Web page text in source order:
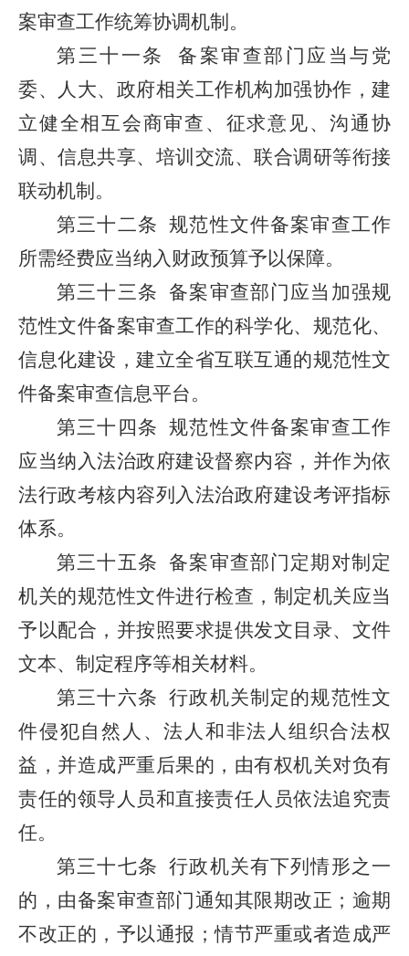
案审查工作统筹协调机制。
第三十一条
备案审查部门应当与党
委、人大、政府相关工作机构加强协作，建
立健全相互会商审查、征求意见、沟通协
调、信息共享、培训交流、联合调研等衔接
联动机制。
第三十二条 规范性文件备案审查工作
所需经费应当纳入财政预算予以保障。
第三十三条 备案审查部门应当加强规
范性文件备案审查工作的科学化、规范化、
信息化建设，建立全省互联互通的规范性文
件备案审查信息平台。
第三十四条 规范性文件备案审查工作
应当纳入法治政府建设督察内容，并作为依
法行政考核内容列入法治政府建设考评指标
体系。
第三十五条 备案审查部门定期对制定
机关的规范性文件进行检查，制定机关应当
予以配合，并按照要求提供发文目录、文件
文本、制定程序等相关材料。
第三十六条 行政机关制定的规范性文
件侵犯自然人、法人和非法人组织合法权
益，并造成严重后果的，由有权机关对负有
责任的领导人员和直接责任人员依法追究责
任。
第三十七条 行政机关有下列情形之一
的，由备案审查部门通知其限期改正；逾期
不改正的，予以通报；情节严重或者造成严